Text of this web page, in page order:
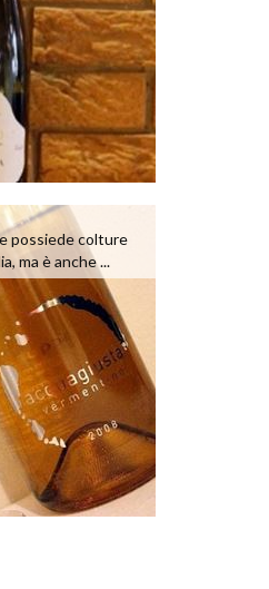
possiede colture
ma è anche ...